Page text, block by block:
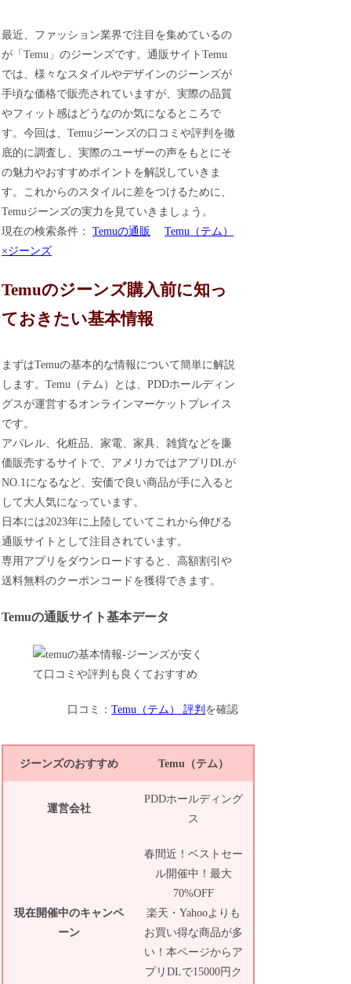
最近、ファッション業界で注目を集めているの
が「Temu」のジーンズです。通販サイトTemu
では、様々なスタイルやデザインのジーンズが
手頃な価格で販売されていますが、実際の品質
やフィット感はどうなのか気になるところで
す。今回は、Temuジーンズの口コミや評判を徹
底的に調査し、実際のユーザーの声をもとにそ
の魅力やおすすめポイントを解説していきま
す。これからのスタイルに差をつけるために、
Temuジーンズの実力を見ていきましょう。
現在の検索条件：Temuの通販
Temu（テム）
×ジーンズ
Temuのジーンズ購入前に知っ
ておきたい基本情報
まずはTemuの基本的な情報について簡単に解説
します。Temu（テム）とは、PDDホールディン
グスが運営するオンラインマーケットプレイス
です。
アパレル、化粧品、家電、家具、雑貨などを廉
価販売するサイトで、アメリカではアプリDLが
NO.1になるなど、安価で良い商品が手に入ると
して大人気になっています。
日本には2023年に上陸していてこれから伸びる
通販サイトとして注目されています。
専用アプリをダウンロードすると、高額割引や
送料無料のクーポンコードを獲得できます。
Temuの通販サイト基本データ
口コミ：Temu（テム） 評判 を確認
ジーンズのおすすめ Temu（テム）
運営会社
PDDホールディング
ス
現在開催中のキャンペ
ーン
春間近！ベストセー
ル開催中！最大
70%OFF
楽天・Yahooよりも
お買い得な商品が多
い！本ページからア
プリDLで15000円ク